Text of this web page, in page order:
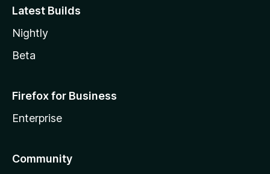
Latest Builds
Nightly
Beta
Firefox for Business
Enterprise
Community